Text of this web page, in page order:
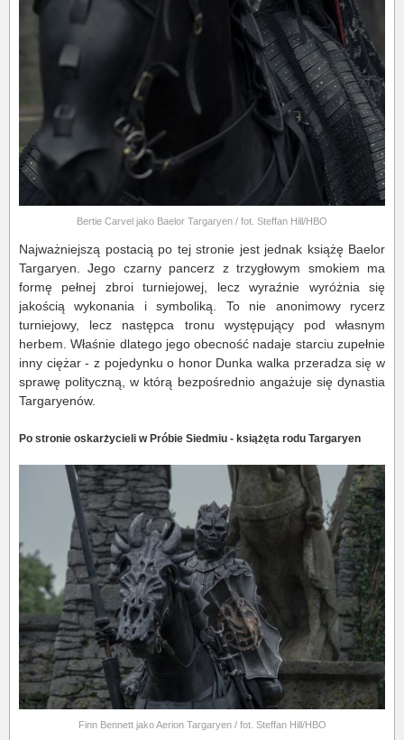
Bertie Carvel jako Baelor Targaryen / fot. Steffan Hill/HBO
Najważniejszą postacią po tej stronie jest jednak książę Baelor
Targaryen. Jego czarny pancerz z trzygłowym smokiem ma
formę pełnej zbroi turniejowej, lecz wyraźnie wyróżnia się
jakością wykonania i symboliką. To nie anonimowy rycerz
turniejowy, lecz następca tronu występujący pod własnym
herbem. Właśnie dlatego jego obecność nadaje starciu zupełnie
inny ciężar - z pojedynku o honor Dunka walka przeradza się w
sprawę polityczną, w którą bezpośrednio angażuje się dynastia
Targaryenów.
Po stronie oskarżycieli w Próbie Siedmiu - książęta rodu Targaryen
Finn Bennett jako Aerion Targaryen / fot. Steffan Hill/HBO